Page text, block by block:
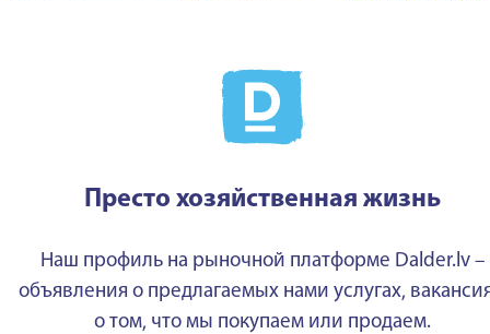
Престо хозяйственная жизнь
Наш профиль на рыночной платформе Dalder.lv –
объявления о предлагаемых нами услугах,
о том, что мы покупаем или продаем.